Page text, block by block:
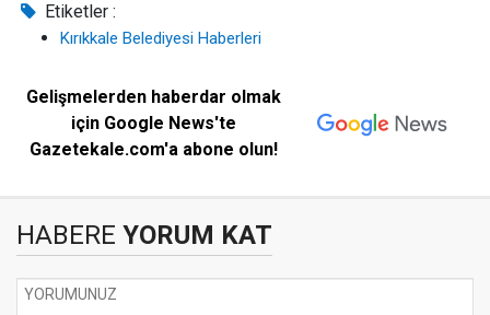
Etiketler :
Kırıkkale Belediyesi Haberleri
Gelişmelerden haberdar olmak
için Google News'te
Gazetekale.com'a abone olun!
HABERE YORUM KAT